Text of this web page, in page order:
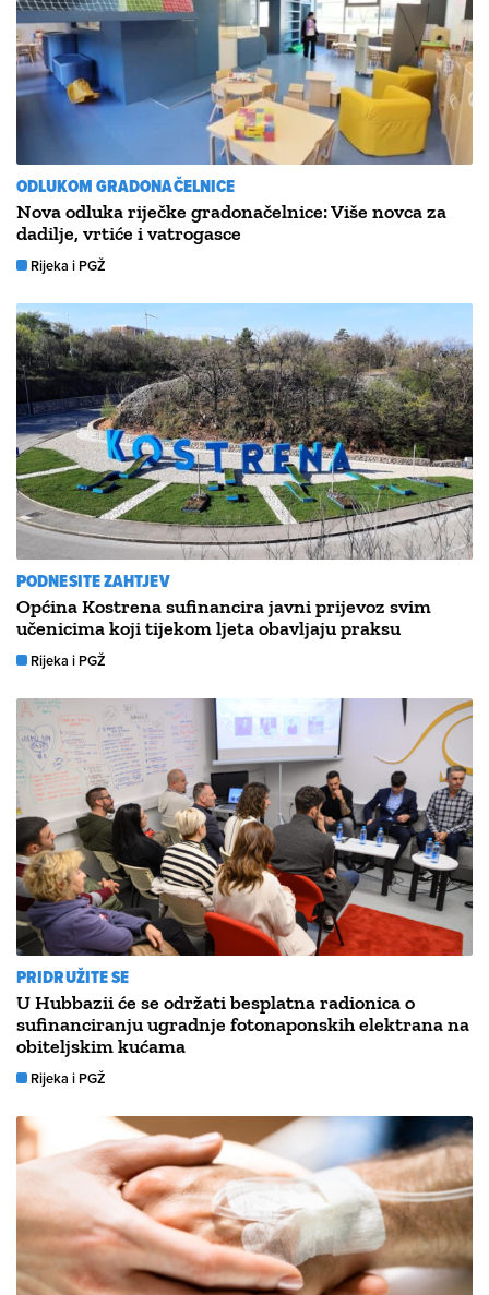
ODLUKOM GRADONAČELNICE
Nova odluka riječke gradonačelnice: Više novca za
dadilje, vrtiće i vatrogasce
Rijeka i PGŽ
PODNESITE ZAHTJEV
Općina Kostrena sufinancira javni prijevoz svim
učenicima koji tijekom ljeta obavljaju praksu
Rijeka i PGŽ
PRIDRUŽITE SE
U Hubbazii će se održati besplatna radionica o
sufinanciranju ugradnje fotonaponskih elektrana na
obiteljskim kućama
Rijeka i PGŽ